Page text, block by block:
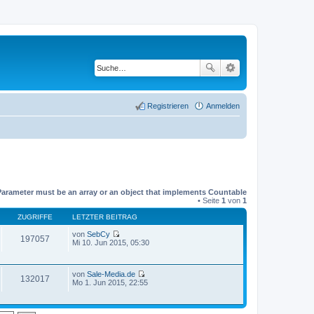
Anmelden
Registrieren
must be an array or an object that implements Countable
• Seite 1 von 1
ZUGRIFFE LETZTER BEITRAG
197057 von SebCy
N
e
s
t
B
Mi 10. Jun 2015, 05:30
132017 von Sale-Media.de
N
e
Mo 1. Jun 2015, 22:55